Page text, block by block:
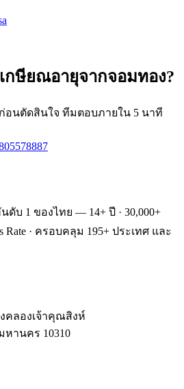
กษียณอายุจากจอมทอง?
อนตัดสินใจ ทีมตอบภายใน 5 นาที
บ 1 ของไทย — 14+ ปี · 30,000+
Rate · ครอบคลุม 195+ ประเทศ และ
คลองเจ้าคุณสิงห์
หานคร 10310